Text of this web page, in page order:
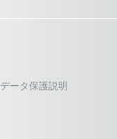
データ保護説明